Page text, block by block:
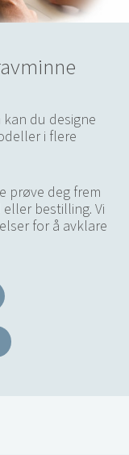
du designe
i flere
prøve deg frem
bestilling. Vi
for å avklare